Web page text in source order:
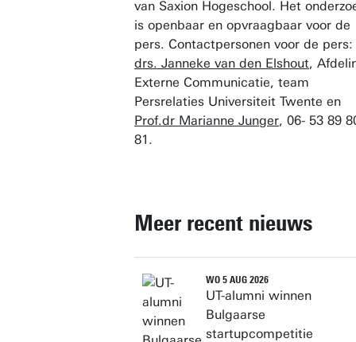
van Saxion Hogeschool. Het
is openbaar en opvraagbaar voor de
pers. Contactpersonen voor de pers:
drs. Janneke van den Elshout,
Externe Communicatie, team
Persrelaties Universiteit Twente en
Prof.dr Marianne Junger, 06- 53 89
81.
Meer recent nieuws
WO 5 AUG 2026
UT-alumni winnen
Bulgaarse
startupcompetitie